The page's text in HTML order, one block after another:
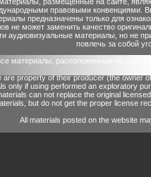
правовыми конвенциями.
предназначены только для
не может заменить качество
аудиовизуальные материалы, но не
повлечь за собой
материалы, расположенные на сайте
property of their producer (the owner
only if using performed an exploratory
can not replace the original
but do not get the proper license
All materials posted on the website